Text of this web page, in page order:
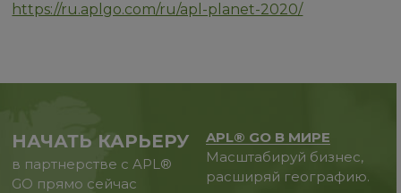
https://ru.aplgo.com/ru/apl-planet-2020/
НАЧАТЬ КАРЬЕРУ
в партнерстве с APL®
GO прямо сейчас
APL® GO В МИРЕ
Масштабируй бизнес,
расширяй географию.